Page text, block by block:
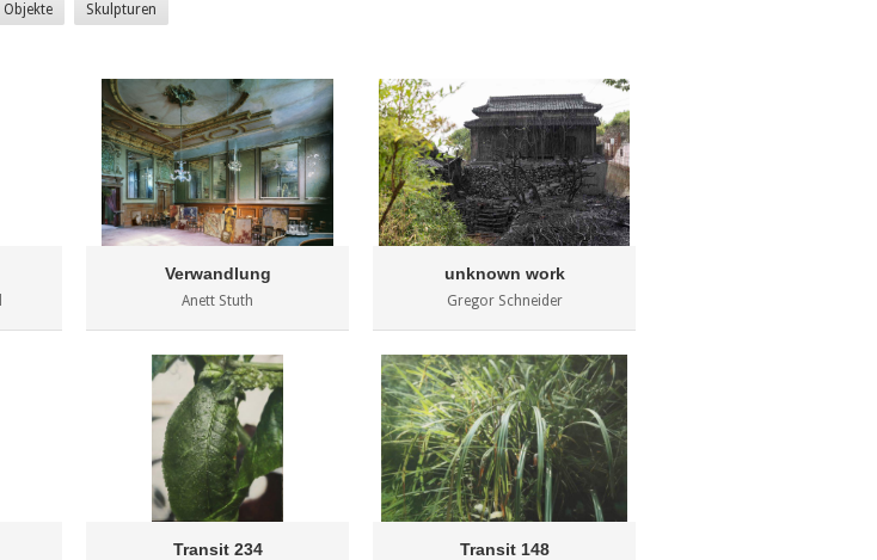
Objekte Skulpturen
Verwandlung
Anett Stuth
unknown work
Gregor Schneider
Transit 234 Transit 148